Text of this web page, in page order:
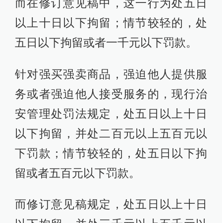
而在修订意见稿中，这一行为处五日
以上十日以下拘留；情节较轻的，处
五日以下拘留或者一千元以下罚款。
针对强买强卖商品，强迫他人提供服
务或者强迫他人接受服务的，现行治
安管理处罚法规定，处五日以上十日
以下拘留，并处二百元以上五百元以
下罚款；情节较轻的，处五日以下拘
留或者五百元以下罚款。
而修订意见稿规定，处五日以上十日